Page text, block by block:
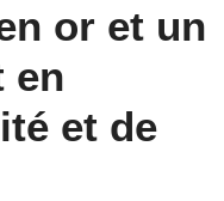
or et un
en
et de